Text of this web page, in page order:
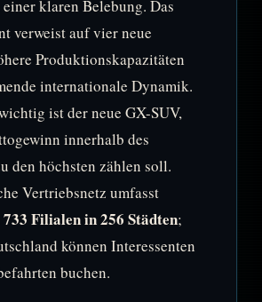
klaren Belebung. Das
verweist auf vier neue
Produktionskapazitäten
internationale Dynamik.
ist der neue GX-SUV,
innerhalb des
den höchsten zählen soll.
Vertriebsnetz umfasst
733 Filialen in 256 Städten;
können Interessenten
buchen.